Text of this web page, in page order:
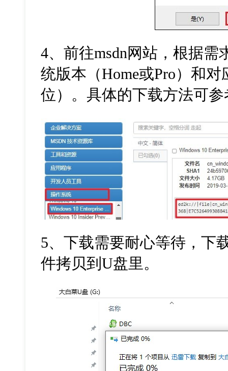
4、前往msdn 网站，根据需
统版本（Home或Pro）和对
位）。具体的下载方法可
5、下载需要耐心等待，下
件拷贝到U盘里。